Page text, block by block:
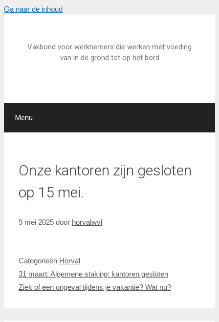
Ga naar de inhoud
Vakbond voor werknemers die werken met voeding
van in de grond tot op het bord
Menu
Onze kantoren zijn gesloten
op 15 mei.
9 mei 2025 door horvalwvl
Categorieën Horval
31 maart: Algemene staking: kantoren gesloten
Ziek of een ongeval tijdens je vakantie? Wat nu?